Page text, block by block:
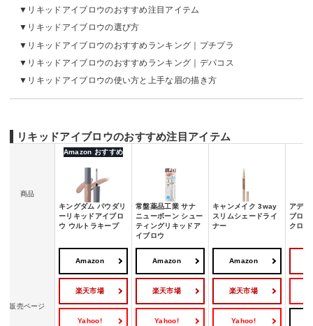
リキッドアイブロウのおすすめ注目アイテム
リキッドアイブロウの選び方
リキッドアイブロウのおすすめランキング｜プチプラ
リキッドアイブロウのおすすめランキング｜デパコス
リキッドアイブロウの使い方と上手な眉の描き方
リキッドアイブロウのおすすめ注目アイテム
商品
Amazon おすすめ
キングダム パウダリ
ーリキッドアイブロ
ウ ウルトラキープ
常盤薬品工業 サナ
ニューボーン シュー
ティングリキッドア
イブロウ
キャンメイク 3way
スリムシェードライ
ナー
アディ
ブロウ
クロ
販売ページ
Amazon
楽天市場
Yahoo!
Amazon
楽天市場
Yahoo!
Amazon
楽天市場
Yahoo!